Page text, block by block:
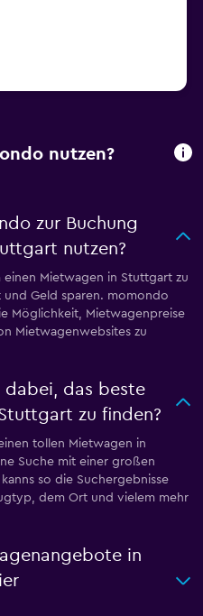
nutzen?
zur Buchung
nutzen?
Mietwagen in Stuttgart zu
Geld sparen. momondo
Möglichkeit, Mietwagenpreise
Mietwagenwebsites zu
das beste
zu finden?
tollen Mietwagen in
Suche mit einer großen
so die Suchergebnisse
dem Ort und vielem mehr
in